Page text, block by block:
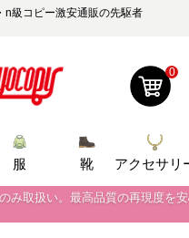
n級コピー激安通販の先駆者
0
服 靴 アクセサリ